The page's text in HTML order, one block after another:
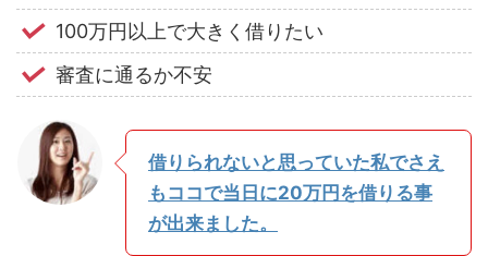
100万円以上で大きく借りたい
審査に通るか不安
借りられないと思っていた私でさえ
もココで当日に20万円を借りる事
が出来ました。